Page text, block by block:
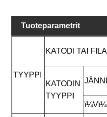
Tuoteparametrit
TYYPPI
KATODI TAI
KATODIN
TYYPPI
ï¼Vï¼